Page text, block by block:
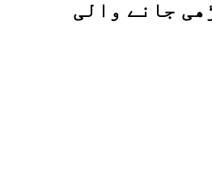
جانے والی